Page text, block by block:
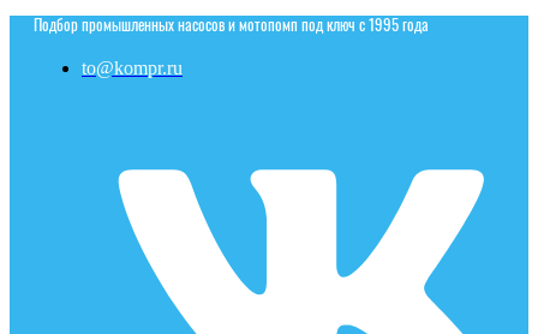
Подбор промышленных насосов и мотопомп под ключ с 1995 года
to@kompr.ru